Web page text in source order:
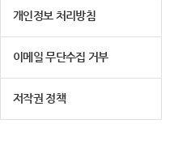
개인정보 처리방침
이메일 무단수집 거부
저작권 정책